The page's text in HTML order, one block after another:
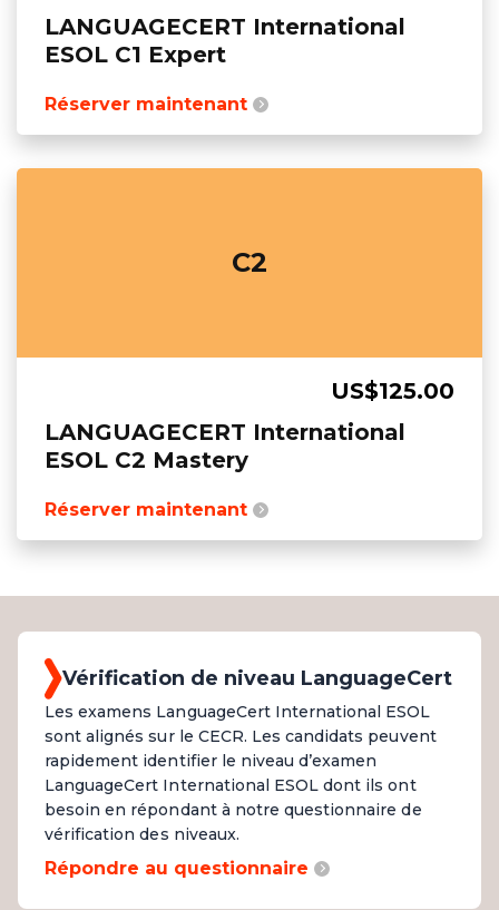
LANGUAGECERT International
ESOL C1 Expert
Réserver maintenant
C2
US$125.00
LANGUAGECERT International
ESOL C2 Mastery
Réserver maintenant
Vérification de niveau LanguageCert
Les examens LanguageCert International ESOL
sont alignés sur le CECR. Les candidats peuvent
rapidement identifier le niveau d’examen
LanguageCert International ESOL dont ils ont
besoin en répondant à notre questionnaire de
vérification des niveaux.
Répondre au questionnaire